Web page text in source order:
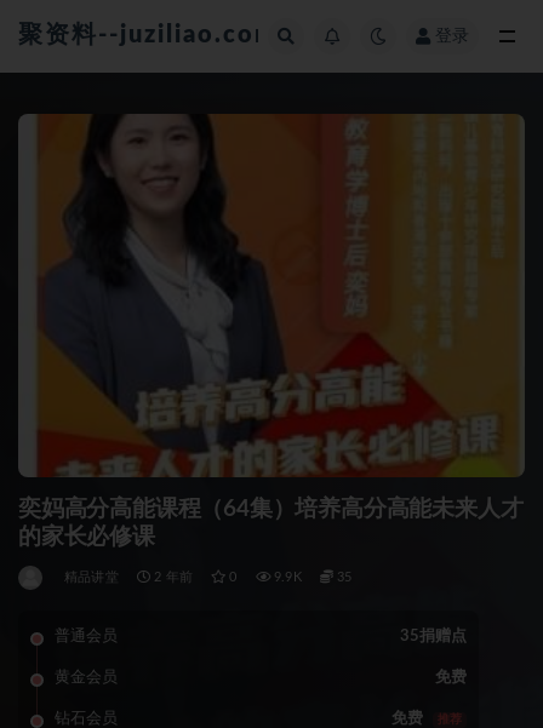
聚资料--juziliao.com--全网资料整合平台
登录
奕妈高分高能课程（64集）培养高分高能未来人才
的家长必修课
精品讲堂 2 年前 0 9.9K 35
普通会员 35捐赠点
黄金会员 免费
钻石会员 免费 推荐